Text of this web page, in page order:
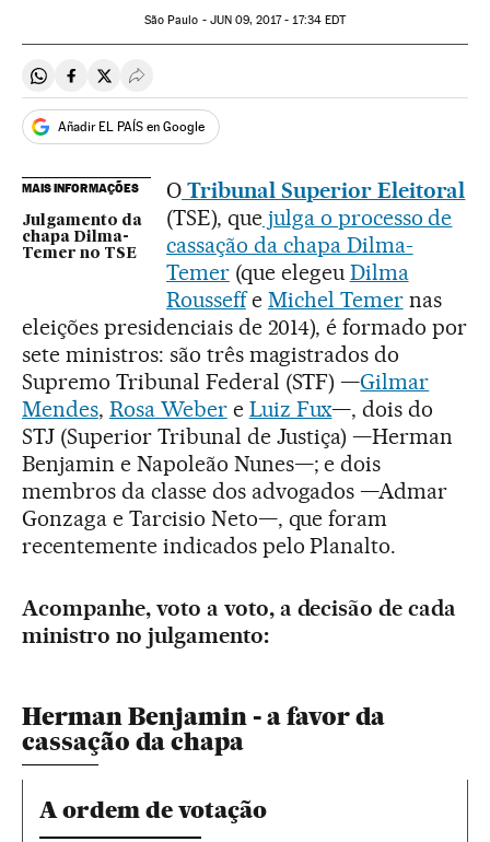
São Paulo - JUN 09, 2017 - 17:34EDT
Compartir en Whatsapp
Compartir en Facebook
Compartir en Twitter
Desplegar Redes Sociales
Añadir EL PAÍS en Google
MAIS INFORMAÇÕES
Julgamento da
chapa Dilma-
Temer no TSE
OTribunal Superior Eleitoral
(TSE), quejulga o processo de
cassação da chapa Dilma-
Temer(que elegeu Dilma
Rousseffe Michel Temernas
eleições presidenciais de 2014), é formado por
sete ministros: são três magistrados do
Supremo Tribunal Federal (STF) —Gilmar
Mendes, Rosa Webere Luiz Fux—, dois do
STJ (Superior Tribunal de Justiça) —Herman
Benjamin e Napoleão Nunes—; e dois
membros da classe dos advogados —Admar
Gonzaga e Tarcisio Neto—, que foram
recentemente indicados pelo Planalto.
Acompanhe, voto a voto, a decisão de cada
ministro no julgamento:
Herman Benjamin - a favor da
cassação da chapa
A ordem de votação